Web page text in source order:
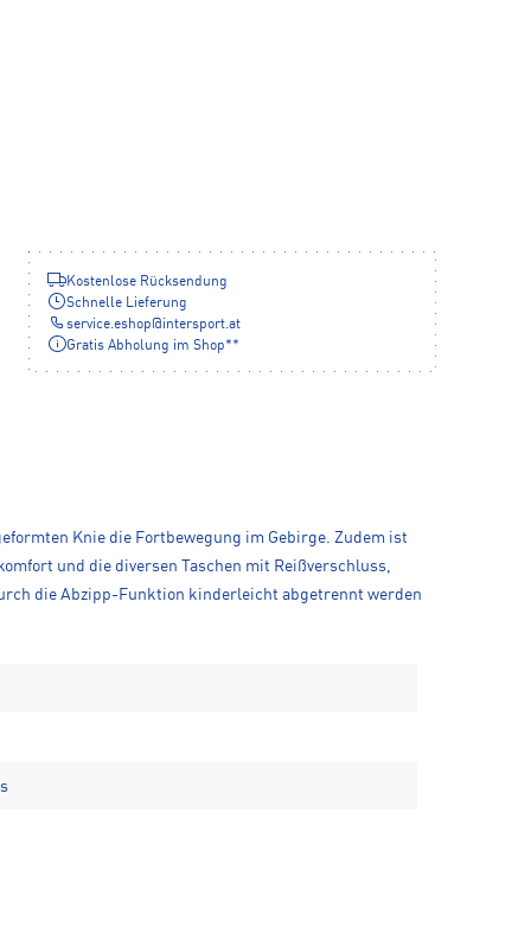
Kostenlose Rücksendung
Schnelle Lieferung
service.eshop@intersport.at
Gratis Abholung im Shop**
Knie die Fortbewegung im Gebirge. Zudem ist
und die diversen Taschen mit Reißverschluss,
die Abzipp-Funktion kinderleicht abgetrennt werden